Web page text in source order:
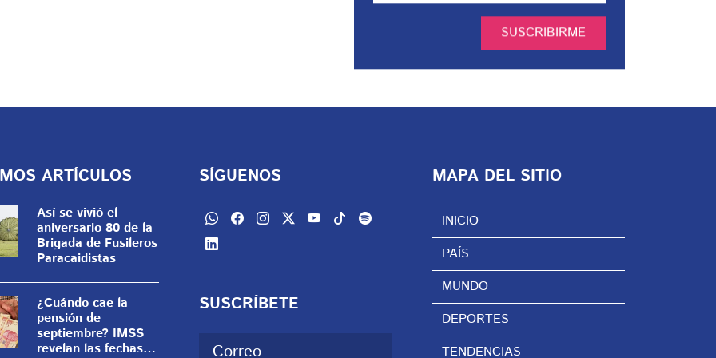
SUSCRIBIRME
ARTÍCULOS
Así se vivió el
aniversario 80 de la
Brigada de Fusileros
Paracaidistas
¿Cuándo cae la
pensión de
septiembre? IMSS
revelan las fechas
SÍGUENOS
SUSCRÍBETE
MAPA DEL SITIO
INICIO
PAÍS
MUNDO
DEPORTES
TENDENCIAS